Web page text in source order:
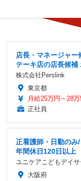
店長・マネージャ
テーキ店の店長候補
株式会社Perslink
東京都
月給25万円～28
正社員
正看護師・日勤のみ
年間休日120日以上
ユニケアこどもデイ
大阪府